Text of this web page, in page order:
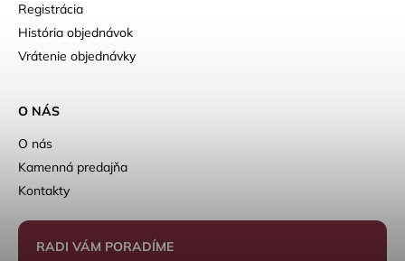
Registrácia
História objednávok
Vrátenie objednávky
O NÁS
O nás
Kamenná predajňa
Kontakty
RADI VÁM PORADÍME